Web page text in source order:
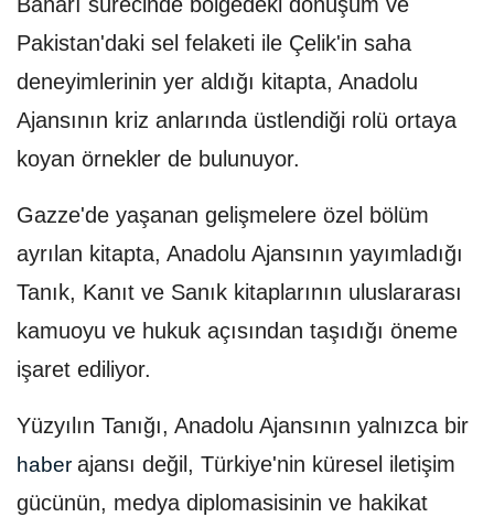
Pakistan'daki sel felaketi ile Çelik'in saha
deneyimlerinin yer aldığı kitapta, Anadolu
Ajansının kriz anlarında üstlendiği rolü ortaya
koyan örnekler de bulunuyor.
Gazze'de yaşanan gelişmelere özel bölüm
ayrılan kitapta, Anadolu Ajansının yayımladığı
Tanık, Kanıt ve Sanık kitaplarının uluslararası
kamuoyu ve hukuk açısından taşıdığı öneme
işaret ediliyor.
Yüzyılın Tanığı, Anadolu Ajansının yalnızca bir
haber ajansı değil, Türkiye'nin küresel iletişim
gücünün, medya diplomasisinin ve hakikat